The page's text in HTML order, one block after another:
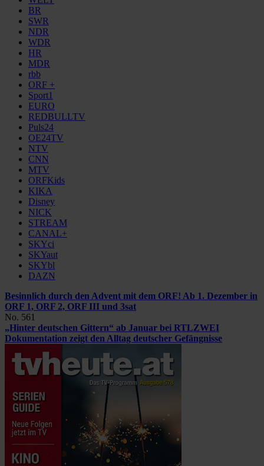
BR
SWR
NDR
WDR
HR
MDR
rbb
ORF +
Sport1
EURO
REDBULLTV
Puls24
OE24TV
NTV
CNN
MTV
ORFKids
KIKA
Disney
NICK
STREAM
CANAL+
SKYci
SKYaut
SKYbl
DAZN
Besinnlich durch den Advent mit dem ORF! Ab 1. Dezember in
ORF 1, ORF 2, ORF III und 3sat
No. 561
„Hinter deutschen Gittern“ ab Januar bei RTLZWEI
Dokumentation zeigt den Alltag deutscher Gefängnisse